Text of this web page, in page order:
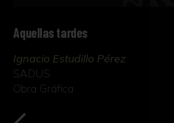
Aquellas tardes
Ignacio Estudillo Pérez
SADUS
Obra Gráfica